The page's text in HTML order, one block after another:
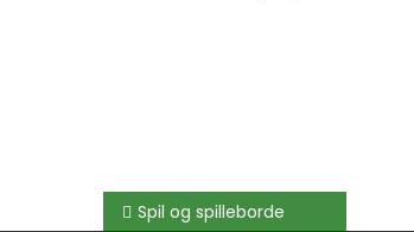
Indlægsnavigation
Spil og spilleborde